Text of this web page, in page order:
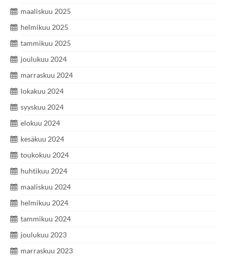
maaliskuu 2025
helmikuu 2025
tammikuu 2025
joulukuu 2024
marraskuu 2024
lokakuu 2024
syyskuu 2024
elokuu 2024
kesäkuu 2024
toukokuu 2024
huhtikuu 2024
maaliskuu 2024
helmikuu 2024
tammikuu 2024
joulukuu 2023
marraskuu 2023